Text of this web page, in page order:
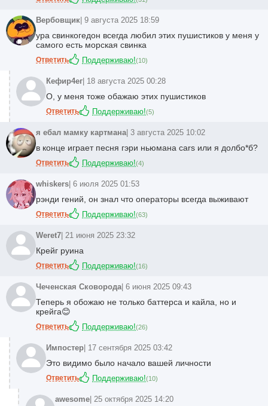
Вербовщик | 9 августа 2025 18:59
ура свинкогедон всегда любил этих пушистиков у меня у
самого есть морская свинка
Ответить Поддерживаю!(10)
Кефир4ег | 18 августа 2025 00:28
О, у меня тоже обажаю этих пушистиков
Ответить Поддерживаю!(5)
я ебал мамку картмана | 3 августа 2025 10:02
в конце играет песня гэри ньюмана cars или я долбо*б?
Ответить Поддерживаю!(4)
whiskers | 6 июля 2025 01:53
рэнди гений, он знал что операторы всегда выживают
Ответить Поддерживаю!(63)
Weret7 | 21 июня 2025 23:32
Крейг руина
Ответить Поддерживаю!(16)
Чеченская Сковорода | 6 июня 2025 09:43
Теперь я обожаю не только баттерса и кайла, но и
крейга😊
Ответить Поддерживаю!(26)
Импостер | 17 сентября 2025 03:42
Это видимо было начало вашей личности
Ответить Поддерживаю!(10)
awesome | 25 октября 2025 14:20